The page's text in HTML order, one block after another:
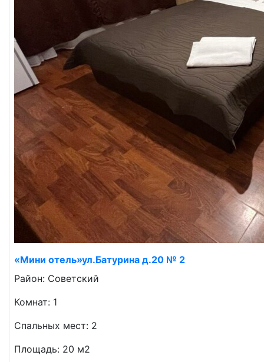
«Мини отель»ул.Батурина д.20 № 2
Район: Советский
Комнат: 1
Спальных мест: 2
Площадь: 20 м2